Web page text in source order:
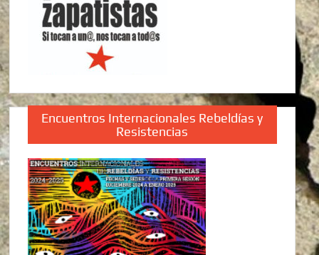
Encuentros Internacionales Rebeldías y
Resistencias